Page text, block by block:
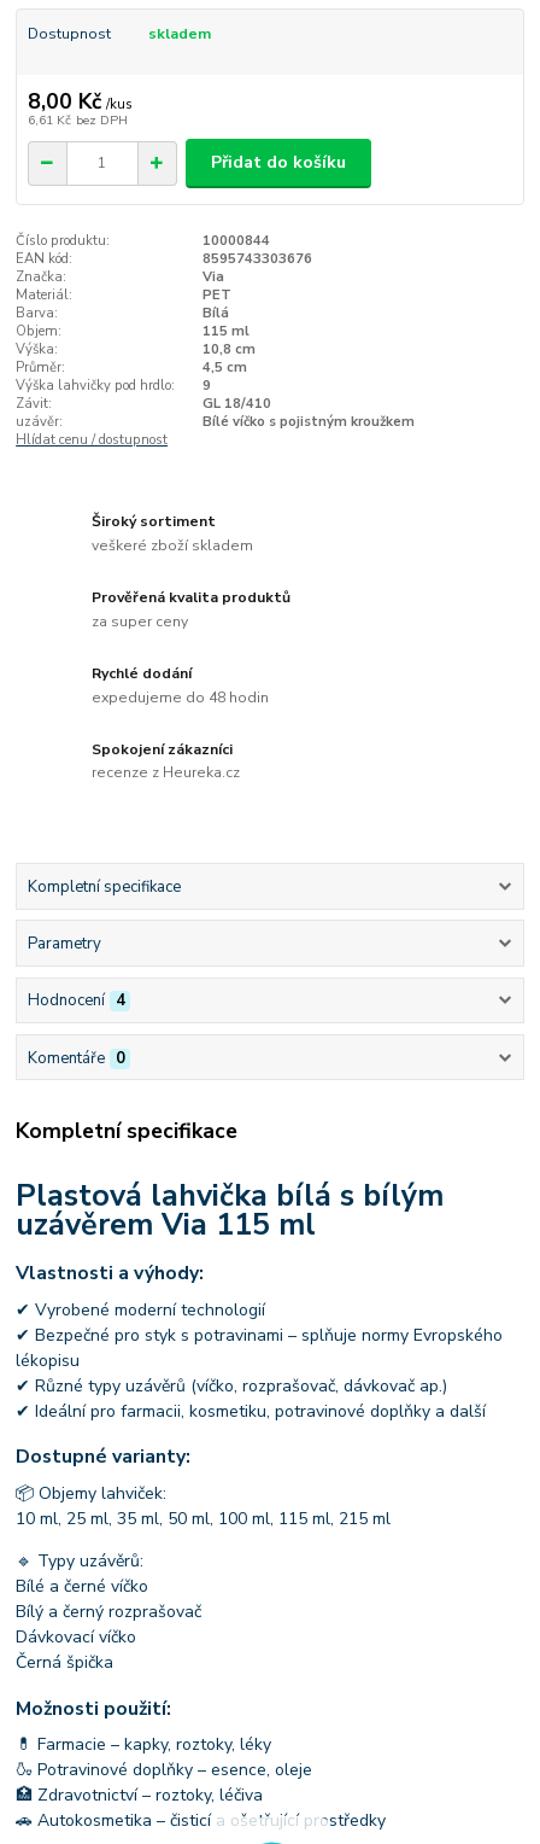
Dostupnost skladem
8,00 Kč /kus
6,61 Kč bez DPH
Přidat do košíku
Číslo produktu:
10000844
EAN kód:
8595743303676
Značka:
Via
Materiál:
PET
Barva:
Bílá
Objem:
115 ml
Výška:
10,8 cm
Průměr:
4,5 cm
Výška lahvičky pod hrdlo:
9
Závit:
GL 18/410
uzávěr:
Bílé víčko s pojistným kroužkem
Hlídat cenu / dostupnost
Široký sortiment
veškeré zboží skladem
Prověřená kvalita produktů
za super ceny
Rychlé dodání
expedujeme do 48 hodin
Spokojení zákazníci
recenze z Heureka.cz
Kompletní specifikace
Parametry
Hodnocení 4
Komentáře 0
Kompletní specifikace
Plastová lahvička bílá s bílým
uzávěrem Via 115 ml
Vlastnosti a výhody:
✔ Vyrobené moderní technologií
✔ Bezpečné pro styk s potravinami – splňuje normy Evropského
lékopisu
✔ Různé typy uzávěrů (víčko, rozprašovač, dávkovač ap.)
✔ Ideální pro farmacii, kosmetiku, potravinové doplňky a další
Dostupné varianty:
📦 Objemy lahviček:
10 ml, 25 ml, 35 ml, 50 ml, 100 ml, 115 ml, 215 ml
🔹 Typy uzávěrů:
Bílé a černé víčko
Bílý a černý rozprašovač
Dávkovací víčko
Černá špička
Možnosti použití:
💊 Farmacie – kapky, roztoky, léky
🍶 Potravinové doplňky – esence, oleje
🏥 Zdravotnictví – roztoky, léčiva
🚗 Autokosmetika – čisticí a ošetřující prostředky